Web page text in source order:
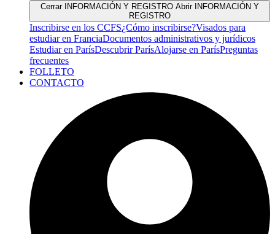
Cerrar INFORMACIÓN Y REGISTRO Abrir INFORMACIÓN Y
REGISTRO
Inscribirse en los CCFS¿Cómo inscribirse?Visados para
estudiar en FranciaDocumentos administrativos y jurídicos
Estudiar en ParísDescubrir ParísAlojarse en ParísPreguntas
frecuentes
FOLLETO
CONTACTO